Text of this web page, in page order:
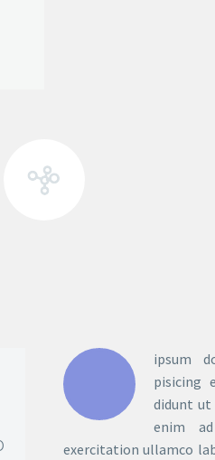
ipsum
pisicing
didunt ut
enim
exercitation ullamco